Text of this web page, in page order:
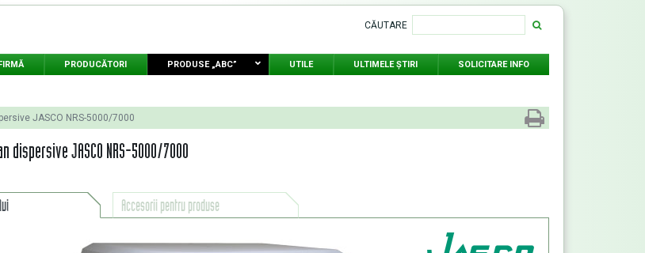
CĂUTARE
PRODUCĂTORI PRODUSE „ABC” UTILE ULTIMELE ŞTIRI SOLICITARE INFO
JASCO NRS-5000/7000
dispersive JASCO NRS-5000/7000
Accesorii pentru produse